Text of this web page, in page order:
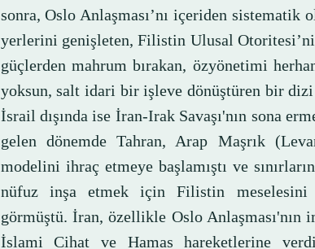
sonra, Oslo Anlaşması’nı içeriden sistematik
yerlerini genişleten, Filistin Ulusal
güçlerden mahrum bırakan, özyönetimi
yoksun, salt idari bir işleve dönüştüren bir
İsrail dışında ise İran-Irak Savaşı'nın sona
gelen dönemde Tahran, Arap Maşrık
modelini ihraç etmeye başlamıştı ve
nüfuz inşa etmek için Filistin
görmüştü. İran, özellikle Oslo Anlaşması'nın
İslami Cihat ve Hamas hareketlerine